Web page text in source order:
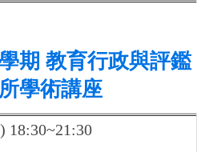
期 教育行政與評鑑
學術講座
18:30~21:30